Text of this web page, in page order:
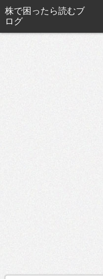
株で困ったら読むブ
ログ